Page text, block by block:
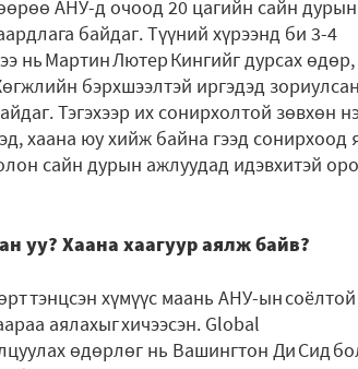
АНУ-д очоод 20 цагийн сайн
байдаг. Түүний хүрээнд би 3-4
нь Мартин Лютер Кингийг дурсах
бэрхшээлтэй иргэдэд зориулсан
Тэгэхээр их сонирхолтой зөвхөн
хаана юу хийж байна гээд сонирхоод
сайн дурын ажлуудад идэвхитэй
уу? Хаана хаагуур аялж байв?
тэнцсэн хүмүүс маань АНУ-ын
аялахыг хичээсэн. Global
өдөрлөг нь Вашингтон Ди Сид